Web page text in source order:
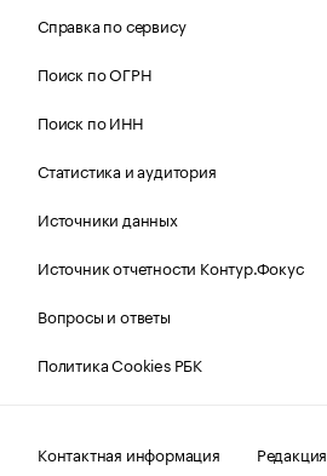
Справка по сервису
Поиск по ОГРН
Поиск по ИНН
Статистика и аудитория
Источники данных
Источник отчетности Контур.Фокус
Вопросы и ответы
Политика Cookies РБК
Контактная информация Редакция